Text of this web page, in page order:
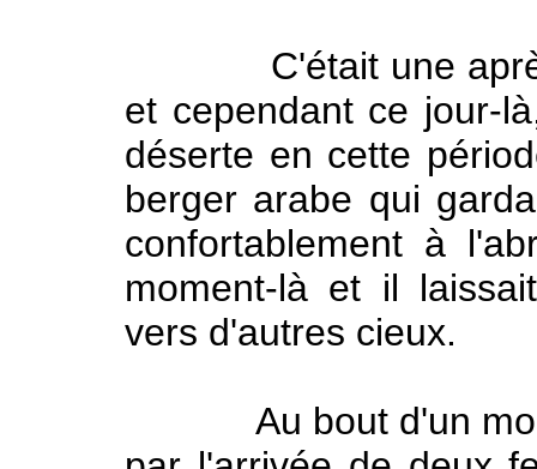
C'était une après-
et cependant ce jour-
déserte en cette
berger arabe qui
confortablement à
moment-là et il
vers d'autres cieux.
Au bout d'un